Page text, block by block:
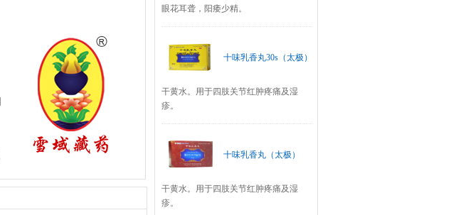
眼花耳聋，阳痿少精。
十味乳香丸30s（太极）
干黄水。用于四肢关节红肿疼痛及湿
疹。
十味乳香丸（太极）
干黄水。用于四肢关节红肿疼痛及湿
疹。